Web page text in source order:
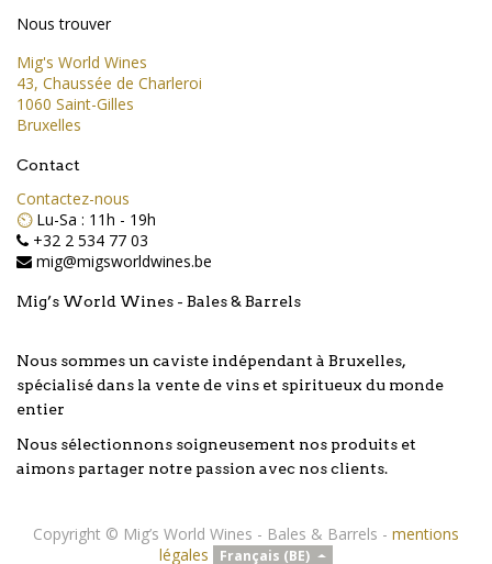
Nous trouver
Mig's World Wines
43, Chaussée de Charleroi
1060 Saint-Gilles
Bruxelles
Contact
Contactez-nous
⏲️ Lu-Sa : 11h - 19h
+32 2 534 77 03
mig@migsworldwines.be
Mig’s World Wines - Bales & Barrels
Nous sommes un caviste indépendant à Bruxelles,
spécialisé dans la vente de vins et spiritueux du monde
entier
Nous sélectionnons soigneusement nos produits et
aimons partager notre passion avec nos clients.
Copyright © Mig’s World Wines - Bales & Barrels - mentions
légales
Français (BE)